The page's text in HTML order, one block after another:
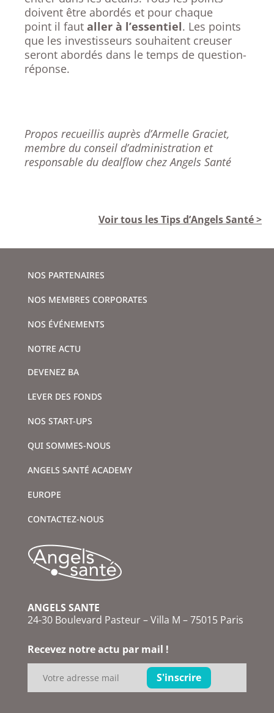
doivent être abordés et pour chaque
point il faut aller à l’essentiel. Les points
que les investisseurs souhaitent creuser
seront abordés dans le temps de question-
réponse.
Propos recueillis auprès d’Armelle Graciet,
membre du conseil d’administration et
responsable du dealflow chez Angels Santé
Voir tous les Tips d’Angels Santé >
NOS PARTENAIRES
NOS MEMBRES CORPORATES
NOS ÉVÉNEMENTS
NOTRE ACTU
DEVENEZ BA
LEVER DES FONDS
NOS START-UPS
QUI SOMMES-NOUS
ANGELS SANTÉ ACADEMY
EUROPE
CONTACTEZ-NOUS
ANGELS SANTE
24-30 Boulevard Pasteur – Villa M – 75015 Paris
Recevez notre actu par mail !